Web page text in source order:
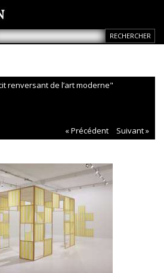
renversant de l’art moderne"
« Précédent
Suivant »